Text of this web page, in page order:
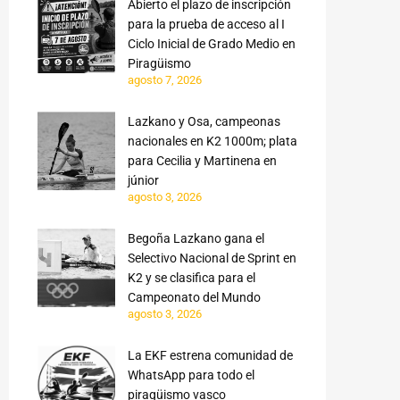
Abierto el plazo de inscripción
para la prueba de acceso al I
Ciclo Inicial de Grado Medio en
Piragüismo
agosto 7, 2026
Lazkano y Osa, campeonas
nacionales en K2 1000m; plata
para Cecilia y Martinena en
júnior
agosto 3, 2026
Begoña Lazkano gana el
Selectivo Nacional de Sprint en
K2 y se clasifica para el
Campeonato del Mundo
agosto 3, 2026
La EKF estrena comunidad de
WhatsApp para todo el
piragüismo vasco